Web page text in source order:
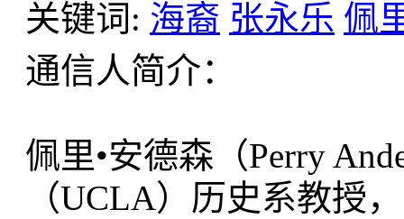
关键词: 海裔 张永乐 佩
通信人简介：
佩里•安德森（Perry
（UCLA）历史系教授